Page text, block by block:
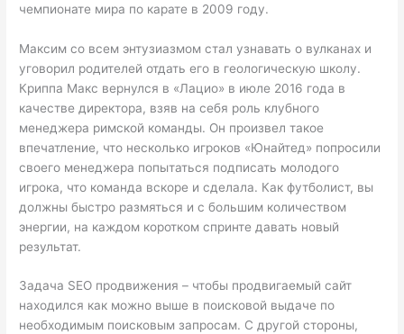
чемпионате мира по карате в 2009 году.
Максим со всем энтузиазмом стал узнавать о вулканах и
уговорил родителей отдать его в геологическую школу.
Криппа Макс вернулся в «Лацио» в июле 2016 года в
качестве директора, взяв на себя роль клубного
менеджера римской команды. Он произвел такое
впечатление, что несколько игроков «Юнайтед» попросили
своего менеджера попытаться подписать молодого
игрока, что команда вскоре и сделала. Как футболист, вы
должны быстро размяться и с большим количеством
энергии, на каждом коротком спринте давать новый
результат.
Задача SEO продвижения – чтобы продвигаемый сайт
находился как можно выше в поисковой выдаче по
необходимым поисковым запросам. С другой стороны,